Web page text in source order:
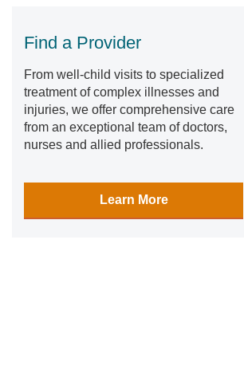
Find a Provider
From well-child visits to specialized
treatment of complex illnesses and
injuries, we offer comprehensive care
from an exceptional team of doctors,
nurses and allied professionals.
Learn More